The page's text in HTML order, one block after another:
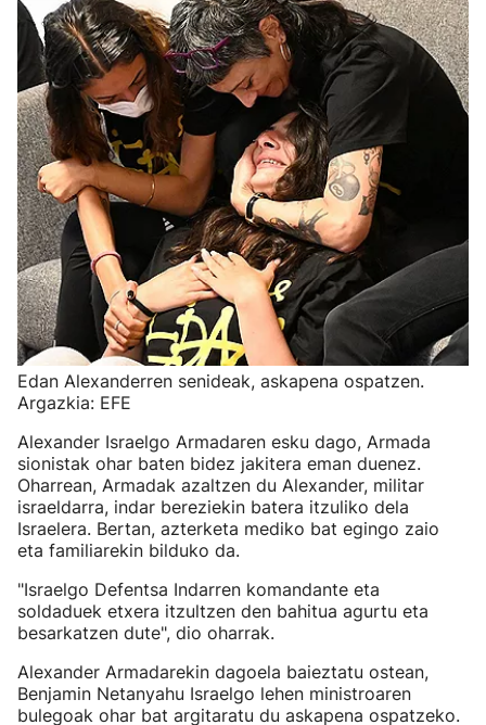
Edan Alexanderren senideak, askapena ospatzen.
Argazkia: EFE
Alexander Israelgo Armadaren esku dago, Armada
sionistak ohar baten bidez jakitera eman duenez.
Oharrean, Armadak azaltzen du Alexander, militar
israeldarra, indar bereziekin batera itzuliko dela
Israelera. Bertan, azterketa mediko bat egingo zaio
eta familiarekin bilduko da.
"Israelgo Defentsa Indarren komandante eta
soldaduek etxera itzultzen den bahitua agurtu eta
besarkatzen dute", dio oharrak.
Alexander Armadarekin dagoela baieztatu ostean,
Benjamin Netanyahu Israelgo lehen ministroaren
bulegoak ohar bat argitaratu du askapena ospatzeko.